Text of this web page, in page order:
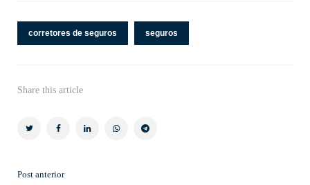
corretores de seguros seguros
Share this article
Post anterior